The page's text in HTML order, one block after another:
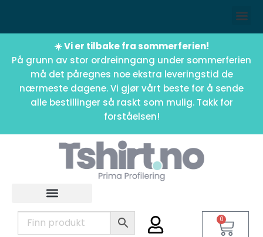
☀️ Vi er tilbake fra sommerferien!
På grunn av stor ordreinngang under sommerferien
må det påregnes noe ekstra leveringstid de
nærmeste dagene. Vi gjør vårt beste for å sende
alle bestillinger så raskt som mulig. Takk for
forståelsen!
0